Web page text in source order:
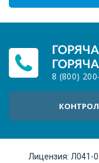
8 (800)
Лицензия: Л041-